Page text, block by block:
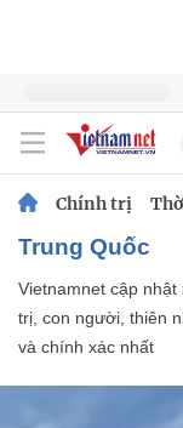
Chính trị
Trung Quốc
Vietnamnet cập nhật những tin tức tổng hợp liên quan đến chính
trị, con người, thiên
và chính xác nhất